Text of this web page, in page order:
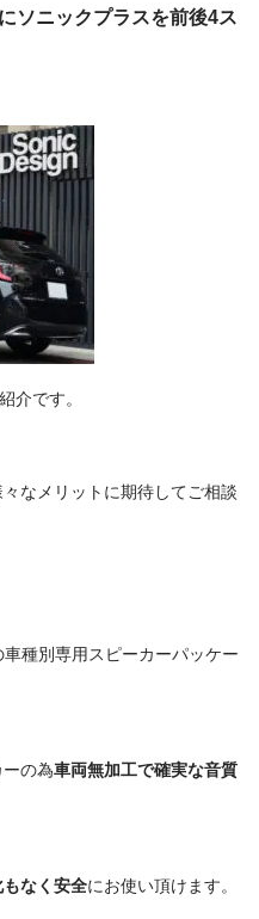
ソニックプラスを前後4ス
介です。
なメリットに期待してご相談
種別専用スピーカーパッケー
の為車両無加工で確実な音質
なく安全にお使い頂けます。